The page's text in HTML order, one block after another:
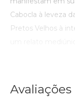
Cabocla à leveza
Pretos Velhos à
Avaliações